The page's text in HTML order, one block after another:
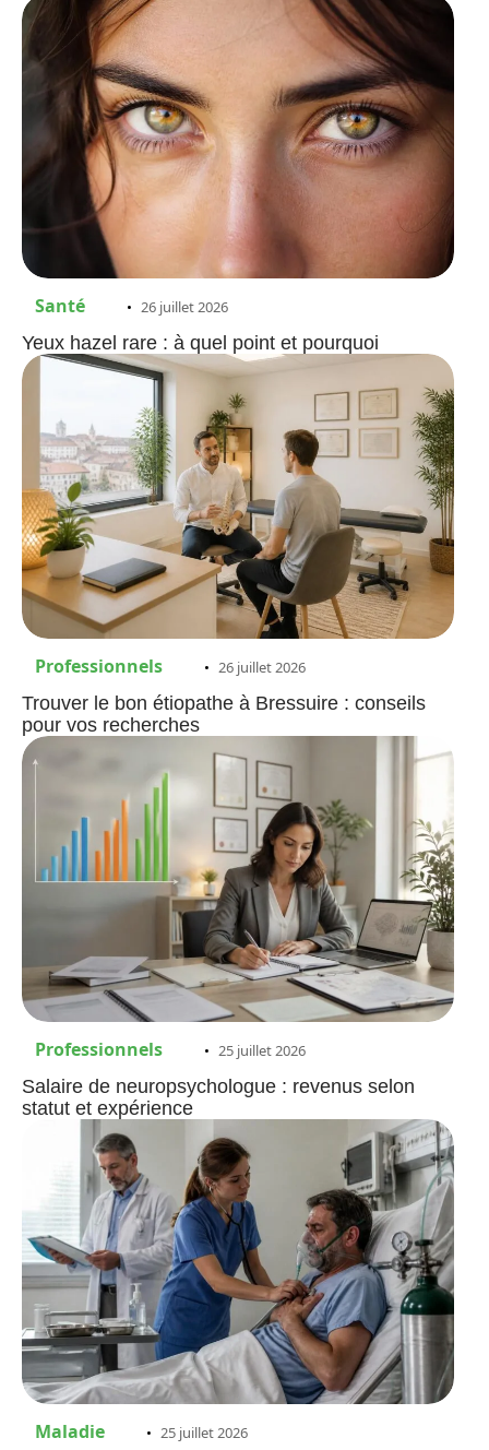
Santé 26 juillet 2026
Yeux hazel rare : à quel point et pourquoi
Professionnels 26 juillet 2026
Trouver le bon étiopathe à Bressuire : conseils
pour vos recherches
Professionnels 25 juillet 2026
Salaire de neuropsychologue : revenus selon
statut et expérience
Maladie 25 juillet 2026